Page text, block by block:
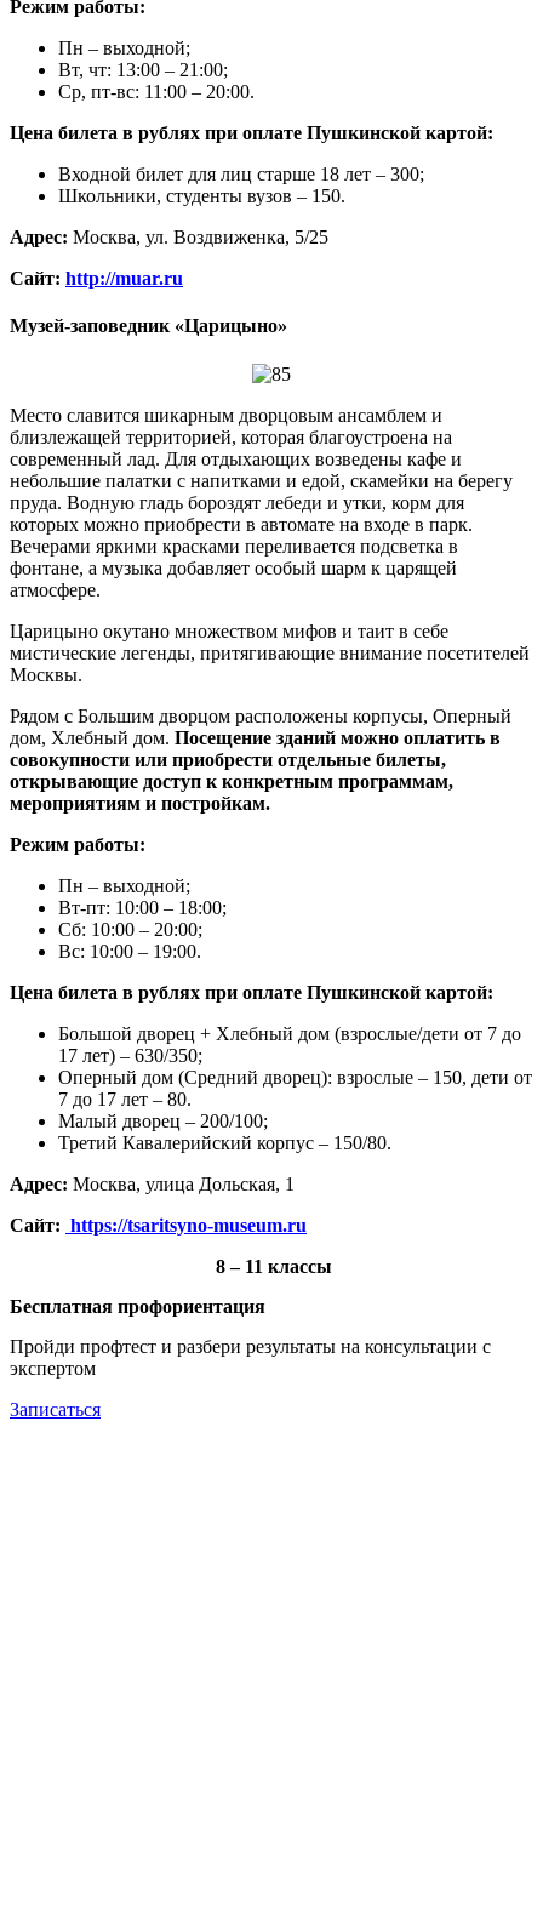
Режим работы:
Пн – выходной;
Вт, чт: 13:00 – 21:00;
Ср, пт-вс: 11:00 – 20:00.
Цена билета в рублях при оплате Пушкинской картой:
Входной билет для лиц старше 18 лет – 300;
Школьники, студенты вузов – 150.
Адрес: Москва, ул. Воздвиженка, 5/25
Сайт: http://muar.ru
Музей-заповедник «Царицыно»
Место славится шикарным дворцовым ансамблем и
близлежащей территорией, которая благоустроена на
современный лад. Для отдыхающих возведены кафе и
небольшие палатки с напитками и едой, скамейки на берегу
пруда. Водную гладь бороздят лебеди и утки, корм для
которых можно приобрести в автомате на входе в парк.
Вечерами яркими красками переливается подсветка в
фонтане, а музыка добавляет особый шарм к царящей
атмосфере.
Царицыно окутано множеством мифов и таит в себе
мистические легенды, притягивающие внимание посетителей
Москвы.
Рядом с Большим дворцом расположены корпусы, Оперный
дом, Хлебный дом. Посещение зданий можно оплатить в
совокупности или приобрести отдельные билеты,
открывающие доступ к конкретным программам,
мероприятиям и постройкам.
Режим работы:
Пн – выходной;
Вт-пт: 10:00 – 18:00;
Сб: 10:00 – 20:00;
Вс: 10:00 – 19:00.
Цена билета в рублях при оплате Пушкинской картой:
Большой дворец + Хлебный дом (взрослые/дети от 7 до
17 лет) – 630/350;
Оперный дом (Средний дворец): взрослые – 150, дети от
7 до 17 лет – 80.
Малый дворец – 200/100;
Третий Кавалерийский корпус – 150/80.
Адрес: Москва, улица Дольская, 1
Сайт: https://tsaritsyno-museum.ru
8 – 11 классы
Бесплатная профориентация
Пройди профтест и разбери результаты на консультации с
экспертом
Записаться